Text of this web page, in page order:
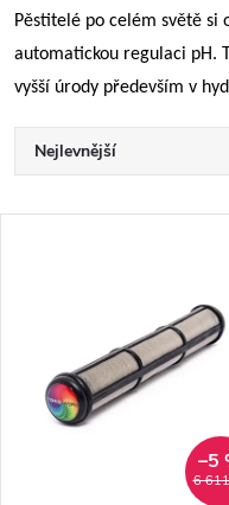
Pěstitelé po celém světě
automatickou regulaci pH.
vyšší úrody především v
Ř
a
Nejlevnější
6
–5